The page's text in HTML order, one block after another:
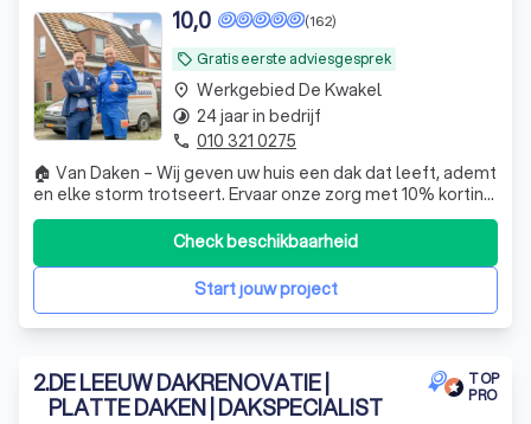
Waarom een professionele dakdekker in
De Kwakel?
Welke diensten biedt een dakdekker aan?
Hoe vind je een betrouwbare dakdekker in
De Kwakel?
local_offer Gratis eerste adviesgesprek
(162)
10,0
🏠 Van Daken – Wij geven uw huis een dak dat leeft, ademt
en elke storm trotseert. Ervaar onze zorg met 10% korting
en geniet van rust in elk seizoen.
Start jouw project
Check beschikbaarheid
place Werkgebied De Kwakel
timelapse 24 jaar in bedrijf
phone 010 321 0275
2.DE LEEUW DAKRENOVATIE |
PLATTE DAKEN | DAKSPECIALIST
TOP
PRO